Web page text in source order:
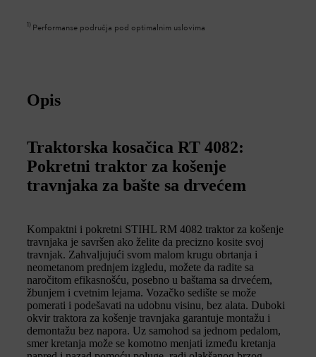
1) Performanse područja pod optimalnim uslovima
Opis
Traktorska kosačica RT 4082:
Pokretni traktor za košenje
travnjaka za bašte sa drvećem
Kompaktni i pokretni STIHL RM 4082 traktor za košenje
travnjaka je savršen ako želite da precizno kosite svoj
travnjak. Zahvaljujući svom malom krugu obrtanja i
neometanom prednjem izgledu, možete da radite sa
naročitom efikasnošću, posebno u baštama sa drvećem,
žbunjem i cvetnim lejama. Vozačko sedište se može
pomerati i podešavati na udobnu visinu, bez alata. Duboki
okvir traktora za košenje travnjaka garantuje montažu i
demontažu bez napora. Uz samohod sa jednom pedalom,
smer kretanja može se komotno menjati između kretanja